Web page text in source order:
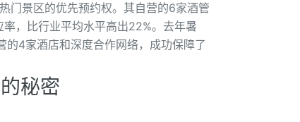
门景区的优先预约权。其自营的6家酒管
，比行业平均水平高出22%。去年暑
4家酒店和深度合作网络，成功保障了
秘密